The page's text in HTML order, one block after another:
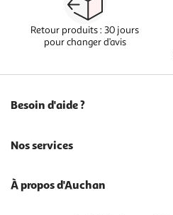
Retour produits : 30 jours
pour changer d’avis
Besoin d'aide ?
Nos services
À propos d'Auchan